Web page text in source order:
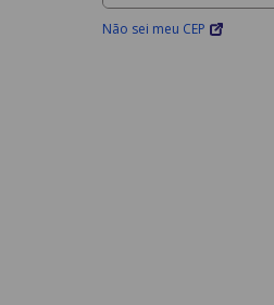
Não sei meu CEP